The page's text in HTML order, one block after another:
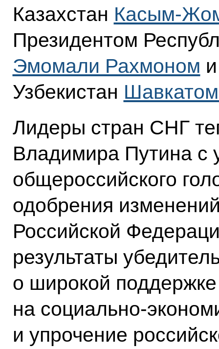
Казахстан Касым-
Президентом
Эмомали Рахмоном
Узбекистан
Лидеры стран СНГ
Владимира Путина
общероссийского
одобрения
Российской
результаты
о широкой
на социально-
и упрочение